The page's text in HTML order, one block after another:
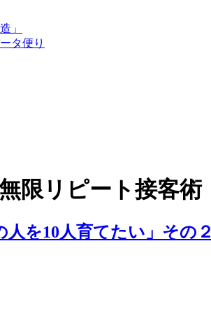
」
タ便り
限リピート接客術
を10人育てたい」その２